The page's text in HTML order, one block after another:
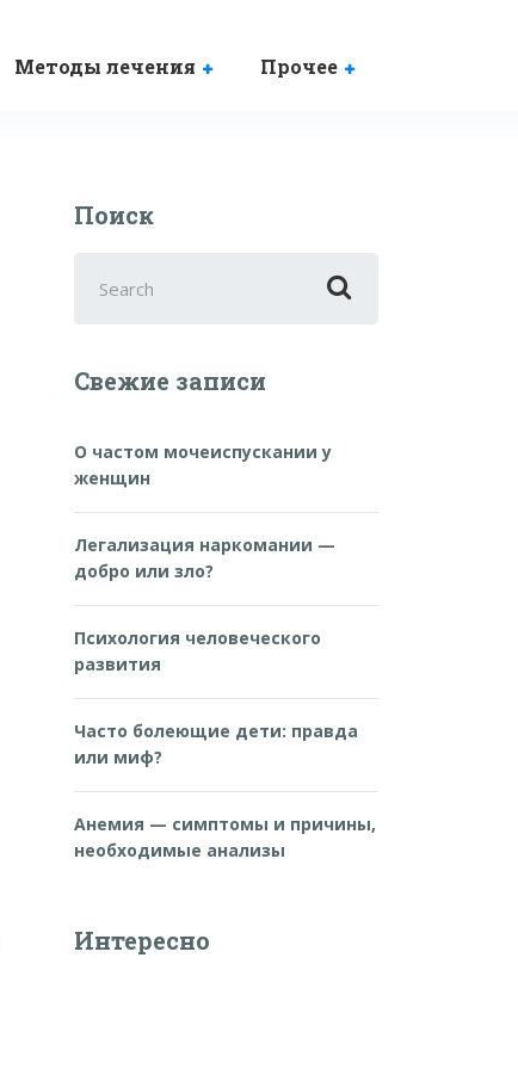
Методы лечения Прочее
Поиск
for:
Свежие записи
О частом мочеиспускании у
женщин
Легализация наркомании —
добро или зло?
Психология человеческого
развития
Часто болеющие дети: правда
или миф?
Анемия — симптомы и причины,
необходимые анализы
Интересно